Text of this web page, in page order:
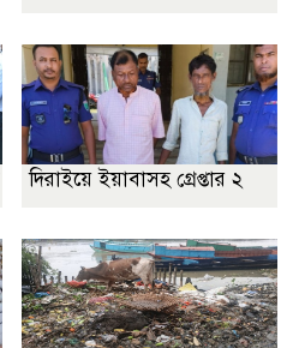
দিরাইয়ে ইয়াবাসহ গ্রেপ্তার ২